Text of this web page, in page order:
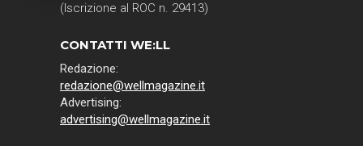
(Iscrizione al ROC n. 29413)
CONTATTI WE:LL
Redazione:
redazione@wellmagazine.it
Advertising:
advertising@wellmagazine.it